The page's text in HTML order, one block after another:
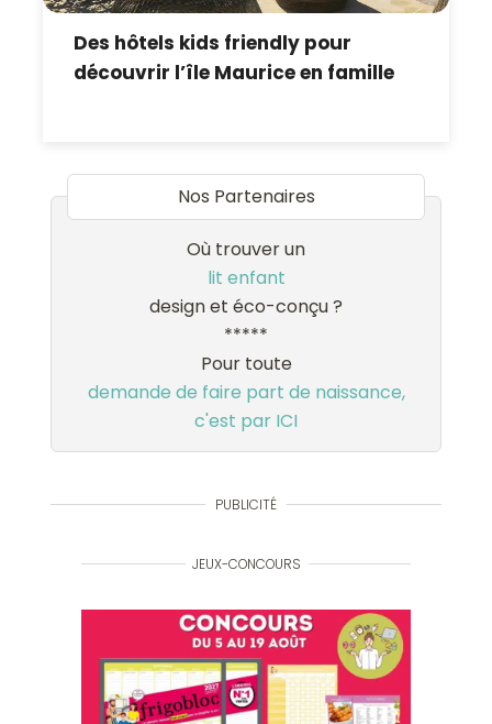
Des hôtels kids friendly pour
découvrir l’île Maurice en famille
Nos Partenaires
Où trouver un
lit enfant
design et éco-conçu ?
*****
Pour toute
demande de faire part de naissance,
c'est par ICI
PUBLICITÉ
JEUX-CONCOURS